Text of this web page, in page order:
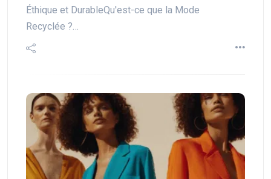
Éthique et DurableQu'est-ce que la Mode
Recyclée ?…